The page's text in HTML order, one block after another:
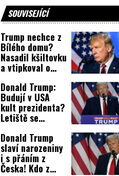
SOUVISEJÍCÍ
Trump nechce z
Bílého domu?
Nasadil kšiltovku
a vtipkoval o
kandidatuře!
Donald Trump:
Budují v USA
kult prezidenta?
Letiště se
přejmenovat!
Donald Trump
slaví narozeniny
i s přáním z
Česka! Kdo z